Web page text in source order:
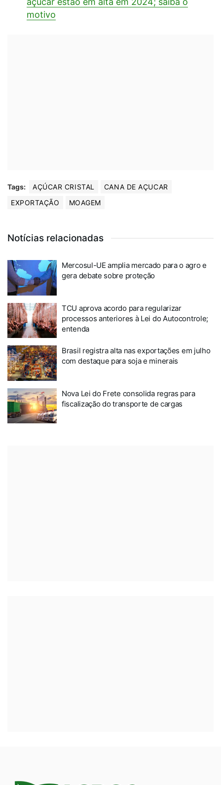
motivo
Tags: AÇÚCAR CRISTAL
CANA DE AÇUCAR
EXPORTAÇÃO
MOAGEM
Notícias relacionadas
Mercosul-UE amplia mercado para o agro e
gera debate sobre proteção
TCU aprova acordo para regularizar
processos anteriores à Lei do Autocontrole;
entenda
Brasil registra alta nas exportações em julho
com destaque para soja e minerais
Nova Lei do Frete consolida regras para
fiscalização do transporte de cargas